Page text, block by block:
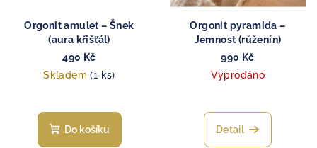
Orgonit amulet – Šnek
(aura křišťál)
490 Kč
Skladem(1 ks)
Do košíku
Orgonit pyramida –
Jemnost (růženín)
990 Kč
Vyprodáno
Detail